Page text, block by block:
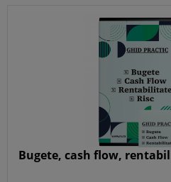
Bugete, cash flow,